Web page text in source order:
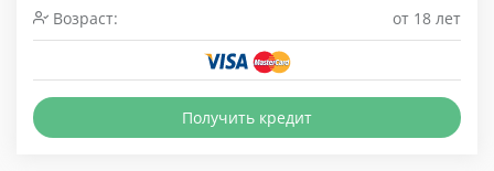
Возраст:
от 18 лет
Получить кредит